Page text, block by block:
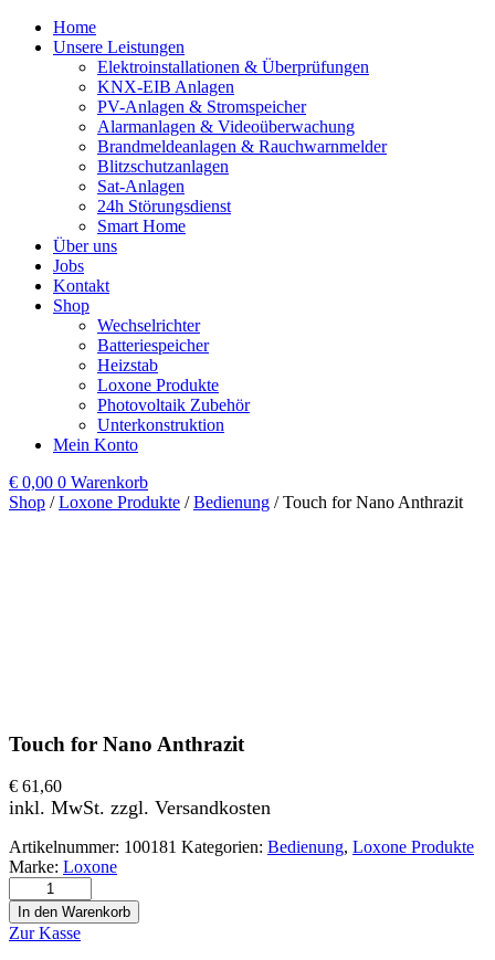
Home
Unsere Leistungen
Elektroinstallationen & Überprüfungen
KNX-EIB Anlagen
PV-Anlagen & Stromspeicher
Alarmanlagen & Videoüberwachung
Brandmeldeanlagen & Rauchwarnmelder
Blitzschutzanlagen
Sat-Anlagen
24h Störungsdienst
Smart Home
Über uns
Jobs
Kontakt
Shop
Wechselrichter
Batteriespeicher
Heizstab
Loxone Produkte
Photovoltaik Zubehör
Unterkonstruktion
Mein Konto
€ 0,00 0 Warenkorb
Shop /Loxone Produkte /Bedienung / Touch for Nano Anthrazit
Touch for Nano Anthrazit
€ 61,60
inkl. MwSt. zzgl. Versandkosten
Artikelnummer: 100181 Kategorien: Bedienung, Loxone Produkte
Marke: Loxone
Touch for Nano Anthrazit Menge
In den Warenkorb
Zur Kasse